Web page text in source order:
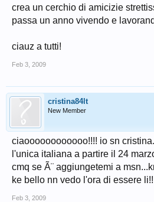
crea un cerchio di amicizie
passa un anno vivendo e
ciauz a tutti!
Feb 3, 2009
cristina84lt
New Member
ciaoooooooooooo!!!! io sn
l'unica italiana a partire il 24
cmq se Ã¨ aggiungetemi a
ke bello nn vedo l'ora di essere
Feb 3, 2009